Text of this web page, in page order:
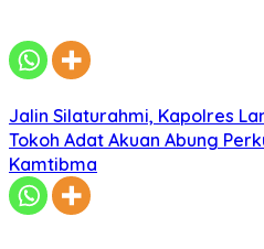
Jalin Silaturahmi, Kapolres
Tokoh Adat Akuan Abung
Kamtibma